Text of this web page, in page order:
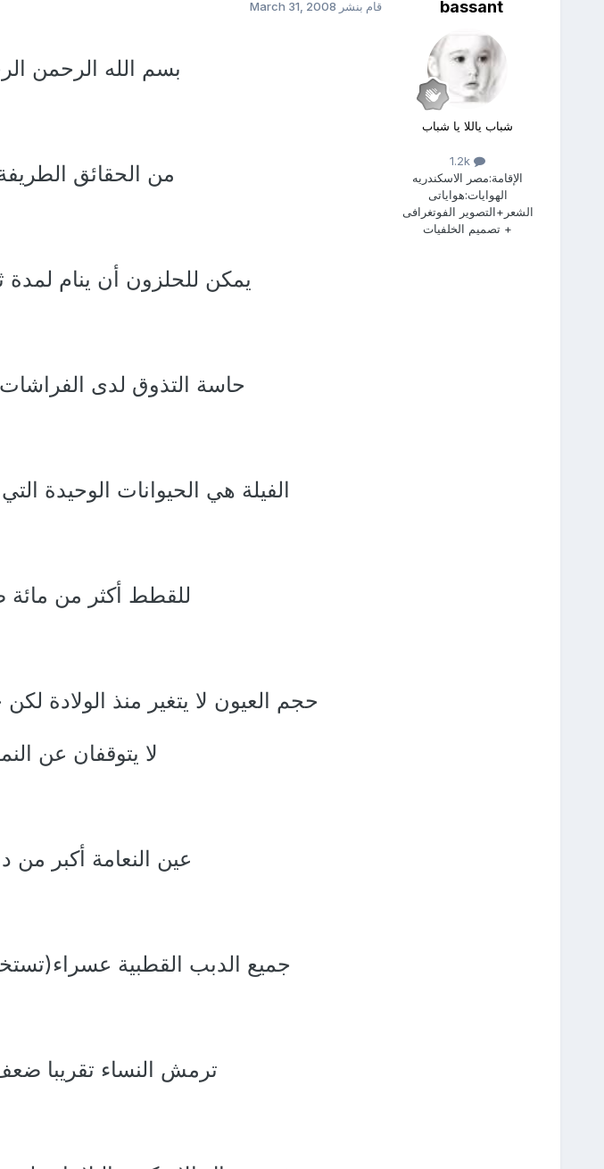
bassant
شباب ياللا يا شباب
1.2k
الإقامة:مصر الاسكندريه
الهوايات:هواياتى
الشعر+التصوير الفوتغرافى
+ تصميم الخلفيات
قام بنشر March 31, 2008
بسم الله الرحمن
من الحقائق
يمكن للحلزون أن ينام
حاسة التذوق لدى
الفيلة هي الحيوانات الوحيدة
للقطط أكثر من
حجم العيون لا يتغير منذ الولادة
لا يتوقفان عن
عين النعامة أكبر من
جميع الدبب القطبية
ترمش النساء تقريبا